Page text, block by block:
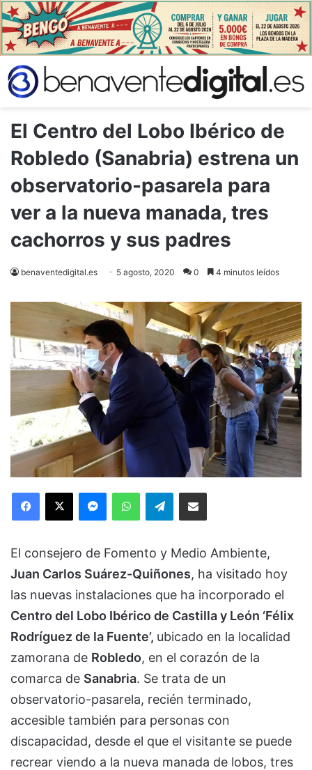
El Centro del Lobo Ibérico de
Robledo (Sanabria) estrena un
observatorio-pasarela para
ver a la nueva manada, tres
cachorros y sus padres
benaventedigital.es 5 agosto, 2020 0 4 minutos leídos
Facebook
X MessengerWhatsAppTelegramCompartir via Email
El consejero de Fomento y Medio Ambiente,
Juan Carlos Suárez-Quiñones, ha visitado hoy
las nuevas instalaciones que ha incorporado el
Centro del Lobo Ibérico de Castilla y León ‘Félix
Rodríguez de la Fuente’, ubicado en la localidad
zamorana de Robledo, en el corazón de la
comarca de Sanabria. Se trata de un
observatorio-pasarela, recién terminado,
accesible también para personas con
discapacidad, desde el que el visitante se puede
recrear viendo a la nueva manada de lobos, tres